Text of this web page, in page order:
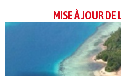
MISE À JOUR